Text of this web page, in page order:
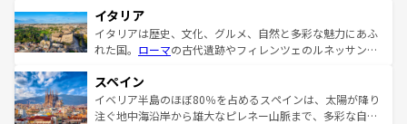
イタリア
イタリアは歴史、文化、グルメ、自然と多彩な魅力にあふ
れた国。 ローマの古代遺跡やフィレンツェのルネッサンス
ろん、トスカーナの美しい田園風景やアマルフィ海岸の絶
景など、自然景観も見逃せない。観光の合間には、本場の
ピザやパスタなど、絶品のイタリア料理を堪能することも
スペイン
イベリア半島のほぼ80％を占めるスペインは、太陽が降り
注ぐ地中海沿岸から雄大なピレネー山脈まで、多彩な自然